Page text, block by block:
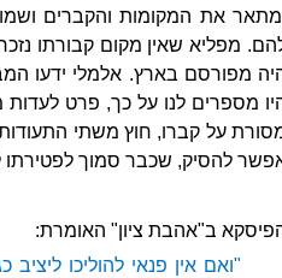
את המקומות והקברים
מפליא שאין מקום קבורתו
מפורסם בארץ. אלמלי ידעו
מספרים לנו על כך, פרט לעדות
על קברו, חוץ משתי
להסיק, שכבר סמוך לפטירתו
ב"אהבת ציון" האומרת:
"ואם אין פנאי להוליכו